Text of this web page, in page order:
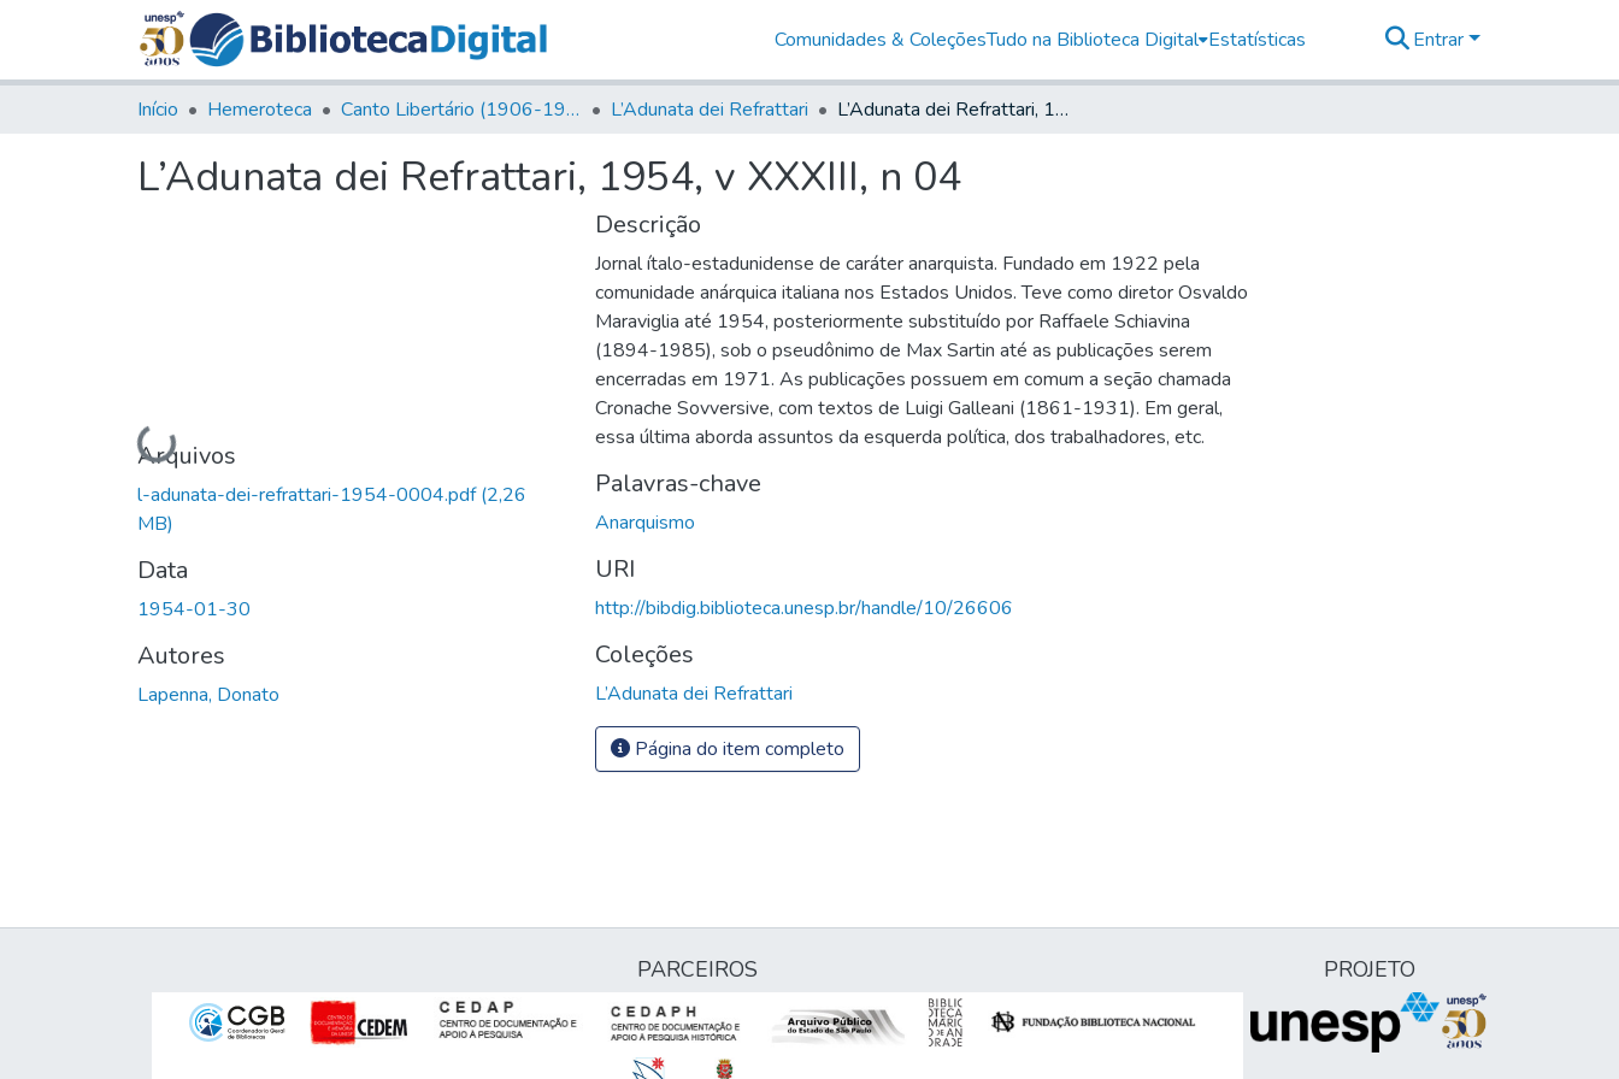
Comunidades & ColeçõesTudo na Biblioteca Digital Estatísticas Entrar
Início Hemeroteca Canto Libertário (1906-1995) L’Adunata dei Refrattari L’Adunata dei Refrattari, 1954, v XXXIII, n 04
L’Adunata dei Refrattari, 1954, v XXXIII, n 04
Carregando...
Arquivos
l-adunata-dei-refrattari-1954-0004.pdf(2,26
MB)
Data
1954-01-30
Autores
Lapenna, Donato
Descrição
Jornal ítalo-estadunidense de caráter anarquista. Fundado em 1922 pela
comunidade anárquica italiana nos Estados Unidos. Teve como diretor Osvaldo
Maraviglia até 1954, posteriormente substituído por Raffaele Schiavina
(1894-1985), sob o pseudônimo de Max Sartin até as publicações serem
encerradas em 1971. As publicações possuem em comum a seção chamada
Cronache Sovversive, com textos de Luigi Galleani (1861-1931). Em geral,
essa última aborda assuntos da esquerda política, dos trabalhadores, etc.
Palavras-chave
Anarquismo
URI
http://bibdig.biblioteca.unesp.br/handle/10/26606
Coleções
L’Adunata dei Refrattari
Página do item completo
PARCEIROS PROJETO